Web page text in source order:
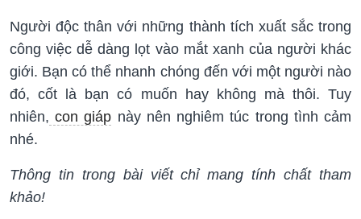
Người độc thân với những thành tích xuất sắc trong
công việc dễ dàng lọt vào mắt xanh của người khác
giới. Bạn có thể nhanh chóng đến với một người nào
đó, cốt là bạn có muốn hay không mà thôi. Tuy
nhiên, con giáp này nên nghiêm túc trong tình cảm
nhé.
Thông tin trong bài viết chỉ mang tính chất tham
khảo!